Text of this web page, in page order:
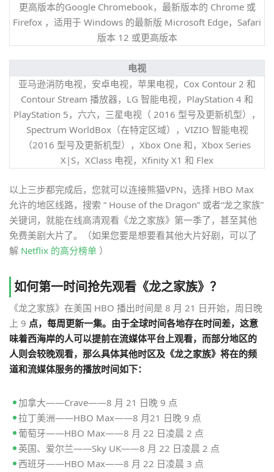
更高版本的Google Chromebook，最新版本的 Chrome 或
Firefox ，适用于 Windows 的最新版 Microsoft Edge，Safari
版本 12 或更高版本
电视
亚马逊消防电视，安卓电视，苹果电视，Cox Contour 2 和
Contour Stream 播放器，LG 智能电视，PlayStation 4 和
PlayStation 5，六六，三星电视（ 2016 型号及更新机型），
Spectrum WorldBox（在特定区域），VIZIO 智能电视
（2016 型号及更新机型），Xbox One 和，Xbox Series
X|S，XClass 电视，Xfinity X1 和 Flex
以上三步都完成后，您就可以连接熊猫VPN，选择 HBO Max
允许的地区线路，搜索 “ House of the Dragon” 或者“龙之家族”
关键词，就能在线高清观看《龙之家族》第一季了，甚至其他
免费美剧大片了。（如果您要是想要看其他大片好剧，可以了
解 Netflix 的高分榜单 ）
如何第一时间抢先观看《龙之家族》？
《龙之家族》在美国 HBO 播出时间是 8 月 21 日开始，周日晚
上 9 点，每周更新一集。由于全球时间各地存在时间差，这意
味着西海岸的人可以提前在流媒体平台上观看，而部分地区的
人则会较晚观看，那么具体其他时区及《龙之家族》将在的频
道和流媒体服务的播放时间如下：
加拿大——Crave——8 月 21 日晚 9 点
拉丁美洲——HBO Max——8 月21 日晚 9 点
葡萄牙——HBO Max——8 月 22 日凌晨 2 点
英国、爱尔兰——Sky UK——8 月 22 日凌晨 2 点
西班牙——HBO Max——8 月 22 日凌晨 3 点